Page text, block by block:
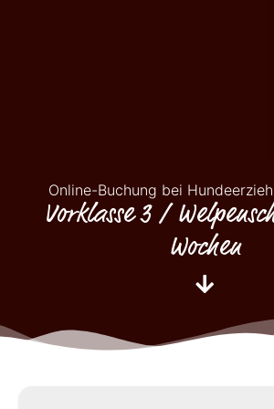
Online-Buchung bei
Vorklasse 3 /
Wochen